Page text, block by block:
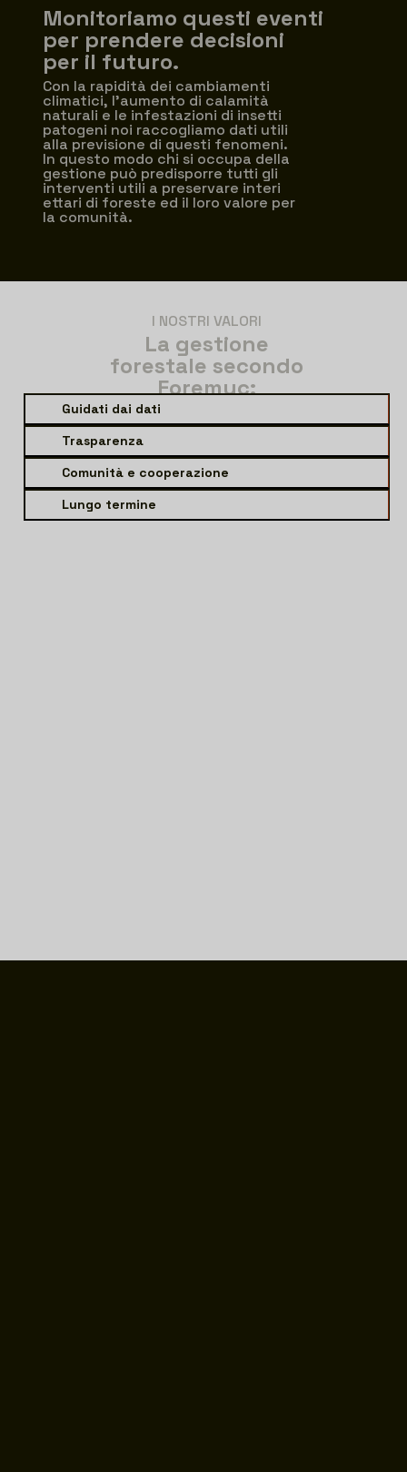
Monitoriamo questi eventi
per prendere decisioni
per il futuro.
Con la rapidità dei cambiamenti
climatici, l’aumento di calamità
naturali e le infestazioni di insetti
patogeni noi raccogliamo dati utili
alla previsione di questi fenomeni.
In questo modo chi si occupa della
gestione può predisporre tutti gli
interventi utili a preservare interi
ettari di foreste ed il loro valore per
la comunità.
I NOSTRI VALORI
La gestione
forestale secondo
Foremyc:
Guidati dai dati
Trasparenza
Comunità e cooperazione
Lungo termine